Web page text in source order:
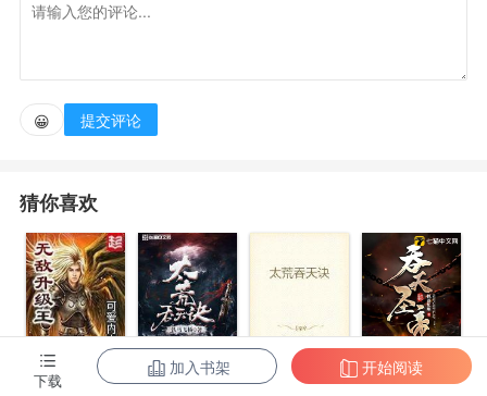
????少年方知天外有天，至此不再甘于平凡，誓要
后的新作品。
😀 提交评论
猜你喜欢
无敌升级王
柳无邪和徐凌
太荒吞天诀
吞天圣帝
下载
加入书架 开始阅读